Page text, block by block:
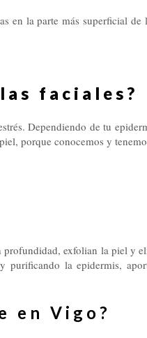
la parte más superficial
faciales?
Dependiendo de tu
porque conocemos y
exfolian la piel y
la epidermis,
en Vigo?